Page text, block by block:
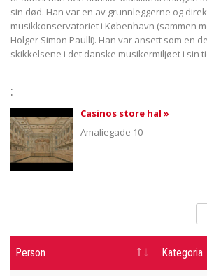
sin død. Han var en av grunnleggerne og
musikkonservatoriet i København (sammen
Holger Simon Paulli). Han var ansett som en
skikkelsene i det danske musikermiljøet i sin
:
Casinos store hal »
Amaliegade 10
Person Kategoria